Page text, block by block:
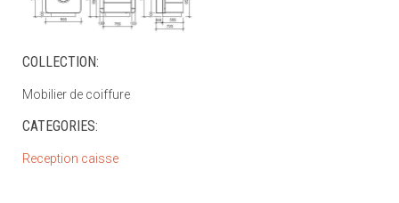
COLLECTION:
Mobilier de coiffure
CATEGORIES:
Reception caisse